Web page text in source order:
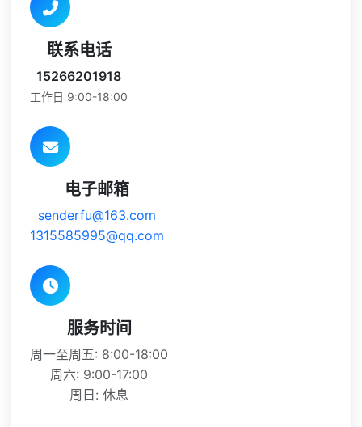
联系电话
15266201918
工作日 9:00-18:00
电子邮箱
senderfu@163.com
1315585995@qq.com
服务时间
周一至周五: 8:00-18:00
周六: 9:00-17:00
周日: 休息